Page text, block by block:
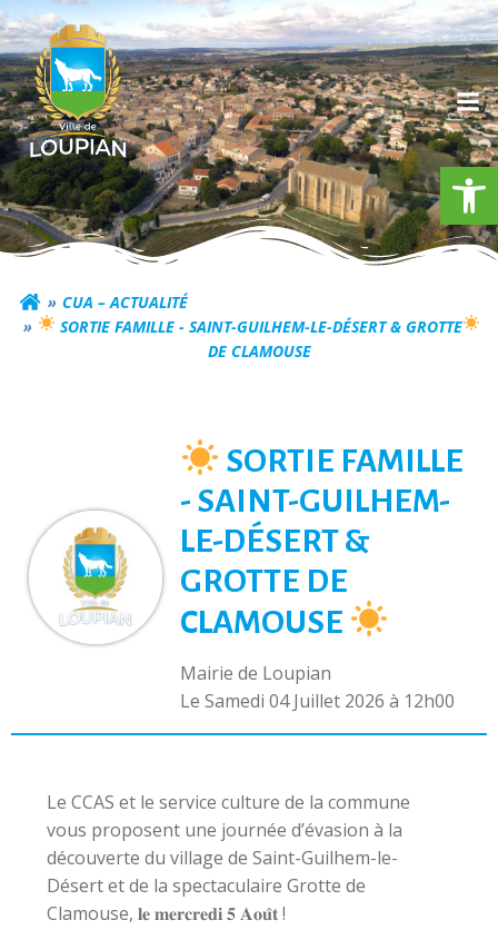
Aller
au
contenu
Commune de
CUA – ACTUALITÉ
​ SORTIE FAMILLE - SAINT-GUILHEM-LE-DÉSERT & GROTTE
DE CLAMOUSE
​ SORTIE FAMILLE
- SAINT-GUILHEM-
LE-DÉSERT &
GROTTE DE
CLAMOUSE
Mairie de Loupian
Le Samedi 04 Juillet 2026 à 12h00
Le CCAS et le service culture de la commune
vous proposent une journée d’évasion à la
découverte du village de Saint-Guilhem-le-
Désert et de la spectaculaire Grotte de
Clamouse, 𝐥𝐞 𝐦𝐞𝐫𝐜𝐫𝐞𝐝𝐢 𝟓 𝐀𝐨𝐮̂𝐭 !